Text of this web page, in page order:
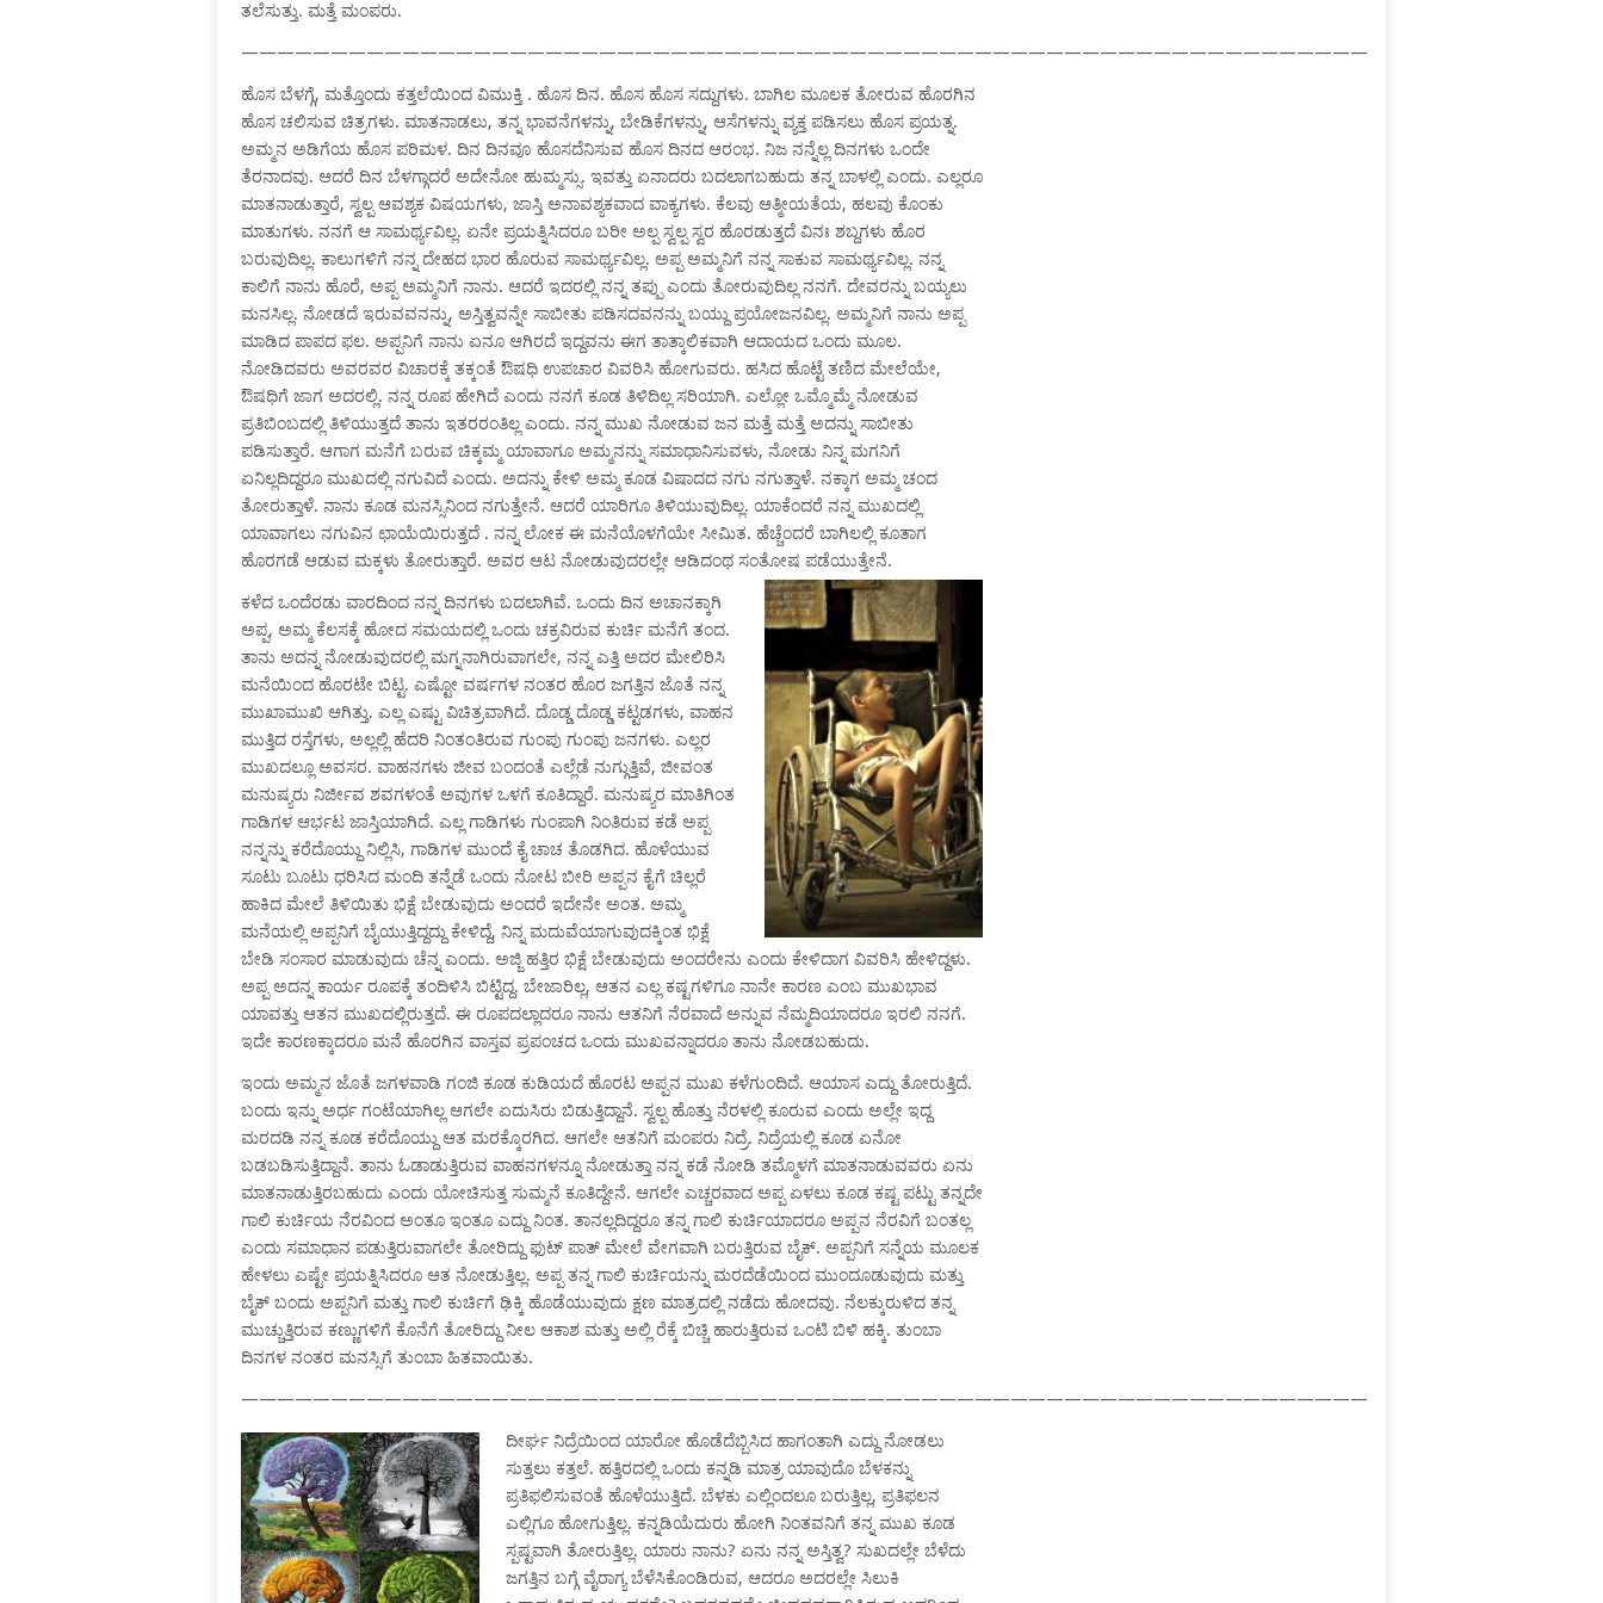
ತಲೆಸುತ್ತು. ಮತ್ತೆ ಮಂಪರು.
———————————————————————————————————————————————————————————————
ಹೊಸ ಬೆಳಗ್ಗೆ, ಮತ್ತೊಂದು ಕತ್ತಲೆಯಿಂದ ವಿಮುಕ್ತಿ . ಹೊಸ ದಿನ. ಹೊಸ ಹೊಸ ಸದ್ದುಗಳು. ಬಾಗಿಲ ಮೂಲಕ ತೋರುವ ಹೊರಗಿನ
ಹೊಸ ಚಲಿಸುವ ಚಿತ್ರಗಳು. ಮಾತನಾಡಲು, ತನ್ನ ಭಾವನೆಗಳನ್ನು, ಬೇಡಿಕೆಗಳನ್ನು, ಆಸೆಗಳನ್ನು ವ್ಯಕ್ತ ಪಡಿಸಲು ಹೊಸ ಪ್ರಯತ್ನ.
ಅಮ್ಮನ ಅಡಿಗೆಯ ಹೊಸ ಪರಿಮಳ. ದಿನ ದಿನವೂ ಹೊಸದೆನಿಸುವ ಹೊಸ ದಿನದ ಆರಂಭ. ನಿಜ ನನ್ನೆಲ್ಲ ದಿನಗಳು ಒಂದೇ
ತೆರನಾದವು. ಆದರೆ ದಿನ ಬೆಳಗ್ಗಾದರೆ ಅದೇನೋ ಹುಮ್ಮಸ್ಸು. ಇವತ್ತು ಏನಾದರು ಬದಲಾಗಬಹುದು ತನ್ನ ಬಾಳಲ್ಲಿ ಎಂದು. ಎಲ್ಲರೂ
ಮಾತನಾಡುತ್ತಾರೆ, ಸ್ವಲ್ಪ ಆವಶ್ಯಕ ವಿಷಯಗಳು, ಜಾಸ್ತಿ ಅನಾವಶ್ಯಕವಾದ ವಾಕ್ಯಗಳು. ಕೆಲವು ಆತ್ಮೀಯತೆಯ, ಹಲವು ಕೊಂಕು
ಮಾತುಗಳು. ನನಗೆ ಆ ಸಾಮರ್ಥ್ಯವಿಲ್ಲ. ಏನೇ ಪ್ರಯತ್ನಿಸಿದರೂ ಬರೀ ಅಲ್ಪ ಸ್ವಲ್ಪ ಸ್ವರ ಹೊರಡುತ್ತದೆ ವಿನಃ ಶಬ್ದಗಳು ಹೊರ
ಬರುವುದಿಲ್ಲ. ಕಾಲುಗಳಿಗೆ ನನ್ನ ದೇಹದ ಭಾರ ಹೊರುವ ಸಾಮರ್ಥ್ಯವಿಲ್ಲ. ಅಪ್ಪ ಅಮ್ಮನಿಗೆ ನನ್ನ ಸಾಕುವ ಸಾಮರ್ಥ್ಯವಿಲ್ಲ. ನನ್ನ
ಕಾಲಿಗೆ ನಾನು ಹೊರೆ, ಅಪ್ಪ ಅಮ್ಮನಿಗೆ ನಾನು. ಆದರೆ ಇದರಲ್ಲಿ ನನ್ನ ತಪ್ಪು ಎಂದು ತೋರುವುದಿಲ್ಲ ನನಗೆ. ದೇವರನ್ನು ಬಯ್ಯಲು
ಮನಸಿಲ್ಲ. ನೋಡದೆ ಇರುವವನನ್ನು, ಅಸ್ತಿತ್ವವನ್ನೇ ಸಾಬೀತು ಪಡಿಸದವನನ್ನು ಬಯ್ದು ಪ್ರಯೋಜನವಿಲ್ಲ. ಅಮ್ಮನಿಗೆ ನಾನು ಅಪ್ಪ
ಮಾಡಿದ ಪಾಪದ ಫಲ. ಅಪ್ಪನಿಗೆ ನಾನು ಏನೂ ಆಗಿರದೆ ಇದ್ದವನು ಈಗ ತಾತ್ಕಾಲಿಕವಾಗಿ ಆದಾಯದ ಒಂದು ಮೂಲ.
ನೋಡಿದವರು ಅವರವರ ವಿಚಾರಕ್ಕೆ ತಕ್ಕಂತೆ ಔಷಧಿ ಉಪಚಾರ ವಿವರಿಸಿ ಹೋಗುವರು. ಹಸಿದ ಹೊಟ್ಟೆ ತಣಿದ ಮೇಲೆಯೇ,
ಔಷಧಿಗೆ ಜಾಗ ಅದರಲ್ಲಿ. ನನ್ನ ರೂಪ ಹೇಗಿದೆ ಎಂದು ನನಗೆ ಕೂಡ ತಿಳಿದಿಲ್ಲ ಸರಿಯಾಗಿ. ಎಲ್ಲೋ ಒಮ್ಮೊಮ್ಮೆ ನೋಡುವ
ಪ್ರತಿಬಿಂಬದಲ್ಲಿ ತಿಳಿಯುತ್ತದೆ ತಾನು ಇತರರಂತಿಲ್ಲ ಎಂದು. ನನ್ನ ಮುಖ ನೋಡುವ ಜನ ಮತ್ತೆ ಮತ್ತೆ ಅದನ್ನು ಸಾಬೀತು
ಪಡಿಸುತ್ತಾರೆ. ಆಗಾಗ ಮನೆಗೆ ಬರುವ ಚಿಕ್ಕಮ್ಮ ಯಾವಾಗೂ ಅಮ್ಮನನ್ನು ಸಮಾಧಾನಿಸುವಳು, ನೋಡು ನಿನ್ನ ಮಗನಿಗೆ
ಏನಿಲ್ಲದಿದ್ದರೂ ಮುಖದಲ್ಲಿ ನಗುವಿದೆ ಎಂದು. ಅದನ್ನು ಕೇಳಿ ಅಮ್ಮ ಕೂಡ ವಿಷಾದದ ನಗು ನಗುತ್ತಾಳೆ. ನಕ್ಕಾಗ ಅಮ್ಮ ಚಂದ
ತೋರುತ್ತಾಳೆ. ನಾನು ಕೂಡ ಮನಸ್ಸಿನಿಂದ ನಗುತ್ತೇನೆ. ಆದರೆ ಯಾರಿಗೂ ತಿಳಿಯುವುದಿಲ್ಲ. ಯಾಕೆಂದರೆ ನನ್ನ ಮುಖದಲ್ಲಿ
ಯಾವಾಗಲು ನಗುವಿನ ಛಾಯೆಯಿರುತ್ತದೆ . ನನ್ನ ಲೋಕ ಈ ಮನೆಯೊಳಗೆಯೇ ಸೀಮಿತ. ಹೆಚ್ಚೆಂದರೆ ಬಾಗಿಲಲ್ಲಿ ಕೂತಾಗ
ಹೊರಗಡೆ ಆಡುವ ಮಕ್ಕಳು ತೋರುತ್ತಾರೆ. ಅವರ ಆಟ ನೋಡುವುದರಲ್ಲೇ ಆಡಿದಂಥ ಸಂತೋಷ ಪಡೆಯುತ್ತೇನೆ.
ಕಳೆದ ಒಂದೆರಡು ವಾರದಿಂದ ನನ್ನ ದಿನಗಳು ಬದಲಾಗಿವೆ. ಒಂದು ದಿನ ಅಚಾನಕ್ಕಾಗಿ
ಅಪ್ಪ, ಅಮ್ಮ ಕೆಲಸಕ್ಕೆ ಹೋದ ಸಮಯದಲ್ಲಿ ಒಂದು ಚಕ್ರವಿರುವ ಕುರ್ಚಿ ಮನೆಗೆ ತಂದ.
ತಾನು ಅದನ್ನ ನೋಡುವುದರಲ್ಲಿ ಮಗ್ನನಾಗಿರುವಾಗಲೇ, ನನ್ನ ಎತ್ತಿ ಅದರ ಮೇಲಿರಿಸಿ
ಮನೆಯಿಂದ ಹೊರಟೇ ಬಿಟ್ಟ. ಎಷ್ಟೋ ವರ್ಷಗಳ ನಂತರ ಹೊರ ಜಗತ್ತಿನ ಜೊತೆ ನನ್ನ
ಮುಖಾಮುಖಿ ಆಗಿತ್ತು. ಎಲ್ಲ ಎಷ್ಟು ವಿಚಿತ್ರವಾಗಿದೆ. ದೊಡ್ಡ ದೊಡ್ಡ ಕಟ್ಟಡಗಳು, ವಾಹನ
ಮುತ್ತಿದ ರಸ್ತೆಗಳು, ಅಲ್ಲಲ್ಲಿ ಹೆದರಿ ನಿಂತಂತಿರುವ ಗುಂಪು ಗುಂಪು ಜನಗಳು. ಎಲ್ಲರ
ಮುಖದಲ್ಲೂ ಅವಸರ. ವಾಹನಗಳು ಜೀವ ಬಂದಂತೆ ಎಲ್ಲೆಡೆ ನುಗ್ಗುತ್ತಿವೆ, ಜೀವಂತ
ಮನುಷ್ಯರು ನಿರ್ಜೀವ ಶವಗಳಂತೆ ಅವುಗಳ ಒಳಗೆ ಕೂತಿದ್ದಾರೆ. ಮನುಷ್ಯರ ಮಾತಿಗಿಂತ
ಗಾಡಿಗಳ ಆರ್ಭಟ ಜಾಸ್ತಿಯಾಗಿದೆ. ಎಲ್ಲ ಗಾಡಿಗಳು ಗುಂಪಾಗಿ ನಿಂತಿರುವ ಕಡೆ ಅಪ್ಪ
ನನ್ನನ್ನು ಕರೆದೊಯ್ದು ನಿಲ್ಲಿಸಿ, ಗಾಡಿಗಳ ಮುಂದೆ ಕೈ ಚಾಚ ತೊಡಗಿದ. ಹೊಳೆಯುವ
ಸೂಟು ಬೂಟು ಧರಿಸಿದ ಮಂದಿ ತನ್ನೆಡೆ ಒಂದು ನೋಟ ಬೀರಿ ಅಪ್ಪನ ಕೈಗೆ ಚಿಲ್ಲರೆ
ಹಾಕಿದ ಮೇಲೆ ತಿಳಿಯಿತು ಭಿಕ್ಷೆ ಬೇಡುವುದು ಅಂದರೆ ಇದೇನೇ ಅಂತ. ಅಮ್ಮ
ಮನೆಯಲ್ಲಿ ಅಪ್ಪನಿಗೆ ಬೈಯುತ್ತಿದ್ದದ್ದು ಕೇಳಿದ್ದೆ, ನಿನ್ನ ಮದುವೆಯಾಗುವುದಕ್ಕಿಂತ ಭಿಕ್ಷೆ
ಬೇಡಿ ಸಂಸಾರ ಮಾಡುವುದು ಚೆನ್ನ ಎಂದು. ಅಜ್ಜಿ ಹತ್ತಿರ ಭಿಕ್ಷೆ ಬೇಡುವುದು ಅಂದರೇನು ಎಂದು ಕೇಳಿದಾಗ ವಿವರಿಸಿ ಹೇಳಿದ್ದಳು.
ಅಪ್ಪ ಅದನ್ನ ಕಾರ್ಯ ರೂಪಕ್ಕೆ ತಂದಿಳಿಸಿ ಬಿಟ್ಟಿದ್ದ. ಬೇಜಾರಿಲ್ಲ, ಆತನ ಎಲ್ಲ ಕಷ್ಟಗಳಿಗೂ ನಾನೇ ಕಾರಣ ಎಂಬ ಮುಖಭಾವ
ಯಾವತ್ತು ಆತನ ಮುಖದಲ್ಲಿರುತ್ತದೆ. ಈ ರೂಪದಲ್ಲಾದರೂ ನಾನು ಆತನಿಗೆ ನೆರವಾದೆ ಅನ್ನುವ ನೆಮ್ಮದಿಯಾದರೂ ಇರಲಿ ನನಗೆ.
ಇದೇ ಕಾರಣಕ್ಕಾದರೂ ಮನೆ ಹೊರಗಿನ ವಾಸ್ತವ ಪ್ರಪಂಚದ ಒಂದು ಮುಖವನ್ನಾದರೂ ತಾನು ನೋಡಬಹುದು.
ಇಂದು ಅಮ್ಮನ ಜೊತೆ ಜಗಳವಾಡಿ ಗಂಜಿ ಕೂಡ ಕುಡಿಯದೆ ಹೊರಟ ಅಪ್ಪನ ಮುಖ ಕಳೆಗುಂದಿದೆ. ಆಯಾಸ ಎದ್ದು ತೋರುತ್ತಿದೆ.
ಬಂದು ಇನ್ನು ಅರ್ಧ ಗಂಟೆಯಾಗಿಲ್ಲ ಆಗಲೇ ಏದುಸಿರು ಬಿಡುತ್ತಿದ್ದಾನೆ. ಸ್ವಲ್ಪ ಹೊತ್ತು ನೆರಳಲ್ಲಿ ಕೂರುವ ಎಂದು ಅಲ್ಲೇ ಇದ್ದ
ಮರದಡಿ ನನ್ನ ಕೂಡ ಕರೆದೊಯ್ದು ಆತ ಮರಕ್ಕೊರಗಿದ. ಆಗಲೇ ಆತನಿಗೆ ಮಂಪರು ನಿದ್ರೆ. ನಿದ್ರೆಯಲ್ಲಿ ಕೂಡ ಏನೋ
ಬಡಬಡಿಸುತ್ತಿದ್ದಾನೆ. ತಾನು ಓಡಾಡುತ್ತಿರುವ ವಾಹನಗಳನ್ನೂ ನೋಡುತ್ತಾ ನನ್ನ ಕಡೆ ನೋಡಿ ತಮ್ಮೊಳಗೆ ಮಾತನಾಡುವವರು ಏನು
ಮಾತನಾಡುತ್ತಿರಬಹುದು ಎಂದು ಯೋಚಿಸುತ್ತ ಸುಮ್ಮನೆ ಕೂತಿದ್ದೇನೆ. ಆಗಲೇ ಎಚ್ಚರವಾದ ಅಪ್ಪ ಏಳಲು ಕೂಡ ಕಷ್ಟ ಪಟ್ಟು ತನ್ನದೇ
ಗಾಲಿ ಕುರ್ಚಿಯ ನೆರವಿಂದ ಅಂತೂ ಇಂತೂ ಎದ್ದು ನಿಂತ. ತಾನಲ್ಲದಿದ್ದರೂ ತನ್ನ ಗಾಲಿ ಕುರ್ಚಿಯಾದರೂ ಅಪ್ಪನ ನೆರವಿಗೆ ಬಂತಲ್ಲ
ಎಂದು ಸಮಾಧಾನ ಪಡುತ್ತಿರುವಾಗಲೇ ತೋರಿದ್ದು ಫುಟ್ ಪಾತ್ ಮೇಲೆ ವೇಗವಾಗಿ ಬರುತ್ತಿರುವ ಬೈಕ್. ಅಪ್ಪನಿಗೆ ಸನ್ನೆಯ ಮೂಲಕ
ಹೇಳಲು ಎಷ್ಟೇ ಪ್ರಯತ್ನಿಸಿದರೂ ಆತ ನೋಡುತ್ತಿಲ್ಲ. ಅಪ್ಪ ತನ್ನ ಗಾಲಿ ಕುರ್ಚಿಯನ್ನು ಮರದೆಡೆಯಿಂದ ಮುಂದೂಡುವುದು ಮತ್ತು
ಬೈಕ್ ಬಂದು ಅಪ್ಪನಿಗೆ ಮತ್ತು ಗಾಲಿ ಕುರ್ಚಿಗೆ ಢಿಕ್ಕಿ ಹೊಡೆಯುವುದು ಕ್ಷಣ ಮಾತ್ರದಲ್ಲಿ ನಡೆದು ಹೋದವು. ನೆಲಕ್ಕುರುಳಿದ ತನ್ನ
ಮುಚ್ಚುತ್ತಿರುವ ಕಣ್ಣುಗಳಿಗೆ ಕೊನೆಗೆ ತೋರಿದ್ದು ನೀಲ ಆಕಾಶ ಮತ್ತು ಅಲ್ಲಿ ರೆಕ್ಕೆ ಬಿಚ್ಚಿ ಹಾರುತ್ತಿರುವ ಒಂಟಿ ಬಿಳಿ ಹಕ್ಕಿ. ತುಂಬಾ
ದಿನಗಳ ನಂತರ ಮನಸ್ಸಿಗೆ ತುಂಬಾ ಹಿತವಾಯಿತು.
———————————————————————————————————————————————————————————————
ದೀರ್ಘ ನಿದ್ರೆಯಿಂದ ಯಾರೋ ಹೊಡೆದೆಬ್ಬಿಸಿದ ಹಾಗಂತಾಗಿ ಎದ್ದು ನೋಡಲು
ಸುತ್ತಲು ಕತ್ತಲೆ. ಹತ್ತಿರದಲ್ಲಿ ಒಂದು ಕನ್ನಡಿ ಮಾತ್ರ ಯಾವುದೊ ಬೆಳಕನ್ನು
ಪ್ರತಿಫಲಿಸುವಂತೆ ಹೊಳೆಯುತ್ತಿದೆ. ಬೆಳಕು ಎಲ್ಲಿಂದಲೂ ಬರುತ್ತಿಲ್ಲ, ಪ್ರತಿಫಲನ
ಎಲ್ಲಿಗೂ ಹೋಗುತ್ತಿಲ್ಲ. ಕನ್ನಡಿಯೆದುರು ಹೋಗಿ ನಿಂತವನಿಗೆ ತನ್ನ ಮುಖ ಕೂಡ
ಸ್ಪಷ್ಟವಾಗಿ ತೋರುತ್ತಿಲ್ಲ. ಯಾರು ನಾನು? ಏನು ನನ್ನ ಅಸ್ತಿತ್ವ? ಸುಖದಲ್ಲೇ ಬೆಳೆದು
ಜಗತ್ತಿನ ಬಗ್ಗೆ ವೈರಾಗ್ಯ ಬೆಳೆಸಿಕೊಂಡಿರುವ, ಆದರೂ ಅದರಲ್ಲೇ ಸಿಲುಕಿ